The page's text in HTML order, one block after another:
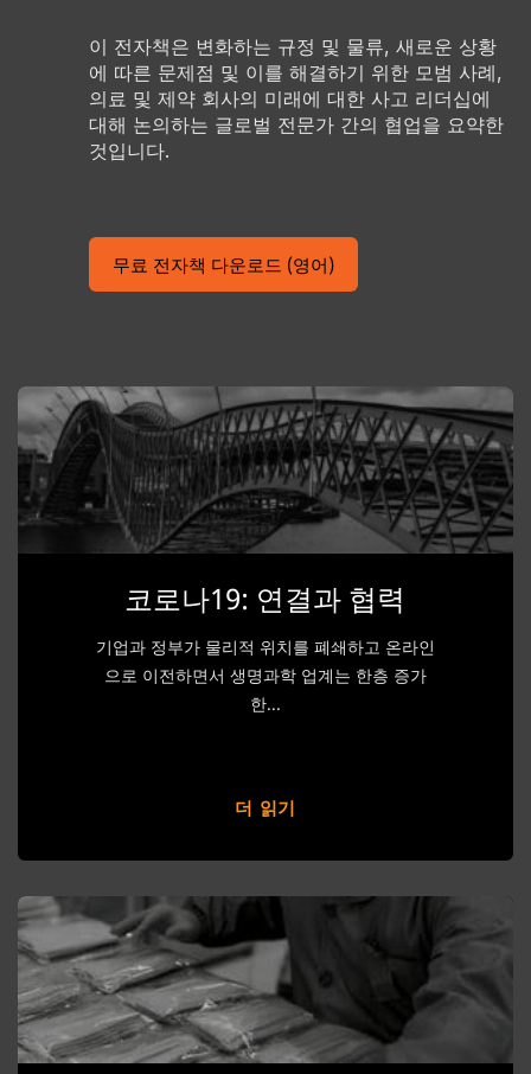
이 전자책은 변화하는 규정 및 물류, 새로운 상황
에 따른 문제점 및 이를 해결하기 위한 모범 사례,
의료 및 제약 회사의 미래에 대한 사고 리더십에
대해 논의하는 글로벌 전문가 간의 협업을 요약한
것입니다.
무료 전자책 다운로드 (영어)
코로나19: 연결과 협력
기업과 정부가 물리적 위치를 폐쇄하고 온라인
으로 이전하면서 생명과학 업계는 한층 증가
한...
더 읽기